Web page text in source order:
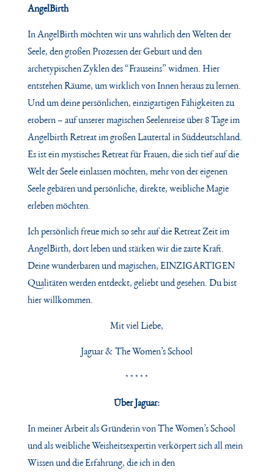
AngelBirth
In AngelBirth möchten wir uns wahrlich den Welten der
Seele, den großen Prozessen der Geburtund den
archetypischen Zyklen des “Frauseins” widmen. Hier
entstehen Räume, um wirklich vonInnen heraus zu lernen.
Und um deine persönlichen, einzigartigen Fähigkeiten zu
erobern – aufunserer magischen Seelenreise über 8 Tage im
Angelbirth Retreat im großen Lautertal in Süddeutschland.
Es ist ein mystisches Retreat für Frauen, die sich tief auf die
Welt der Seele einlassen möchten, mehr von der eigenen
Seele gebären und persönliche, direkte, weibliche Magie
erleben möchten.
Ich persönlich freue mich so sehr auf die Retreat Zeit im
AngelBirth, dort leben und stärken wirdie zarte Kraft.
Deine wunderbaren und magischen, EINZIGARTIGEN
Qualitäten werden entdeckt, geliebt und gesehen. Du bist
hier willkommen.
Mit viel Liebe,
Jaguar & The Women’s School
* * * * *
Über Jaguar:
In meiner Arbeit als Gründerin von The Women’s School
und als weibliche Weisheitsexpertin verkörpert sich all mein
Wissen und die Erfahrung, die ich in den